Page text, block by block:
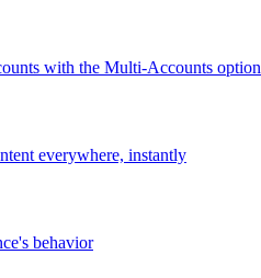
with the Multi-Accounts option
everywhere, instantly
behavior